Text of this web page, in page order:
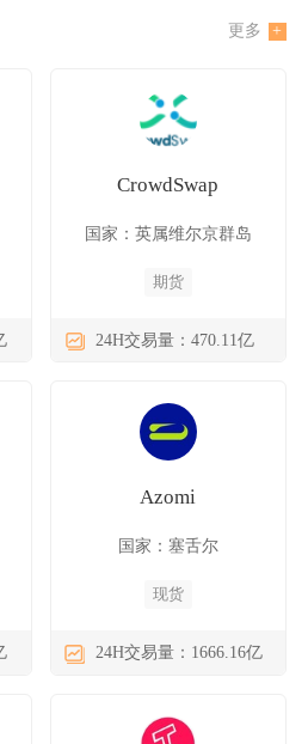
更多
CrowdSwap
国家：英属维尔京群岛
期货
24H交易量：470.11亿
Azomi
国家：塞舌尔
现货
24H交易量：1666.16亿